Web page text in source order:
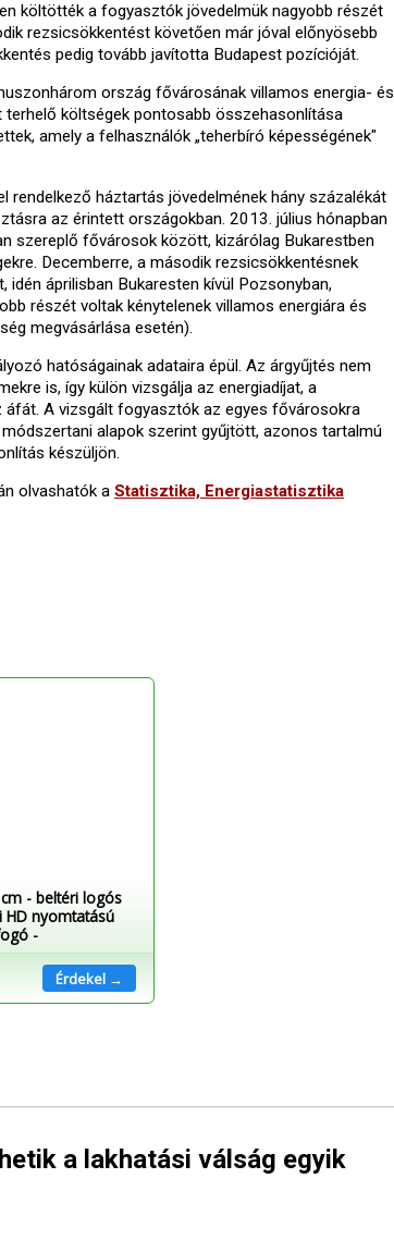
költötték a fogyasztók jövedelmük nagyobb részét
rezsicsökkentést követően már jóval előnyösebb
pedig tovább javította Budapest pozícióját.
ország fővárosának villamos energia- és
költségek pontosabb összehasonlítása
amely a felhasználók „teherbíró képességének"
rendelkező háztartás jövedelmének hány százalékát
az érintett országokban. 2013. július hónapban
szereplő fővárosok között, kizárólag Bukarestben
Decemberre, a második rezsicsökkentésnek
áprilisban Bukaresten kívül Pozsonyban,
részét voltak kénytelenek villamos energiára és
megvásárlása esetén).
hatóságainak adataira épül. Az árgyűjtés nem
is, így külön vizsgálja az energiadíjat, a
áfát. A vizsgált fogyasztók az egyes fővárosokra
alapok szerint gyűjtött, azonos tartalmú
készüljön.
olvashatók a Statisztika, Energiastatisztika
cm - beltéri logós
nyomtatású
-
Érdekel →
a lakhatási válság egyik